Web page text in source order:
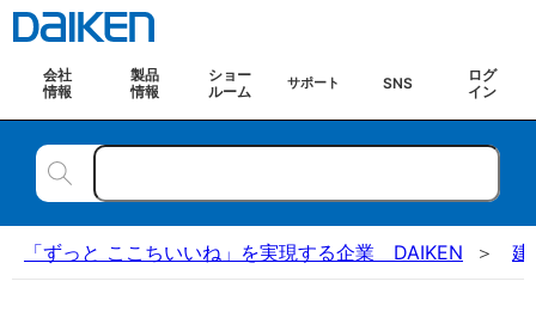
会社
情報
製品
情報
ショー
ルーム
サポート SNS
ログ
イン
「ずっと ここちいいね」を実現する企業 DAIKEN 建